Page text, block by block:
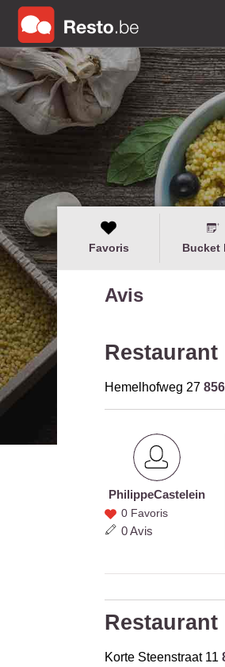
Favoris Bucket
Avis
Restaurant
Hemelhofweg 27
Philippe
Castelein
PhilippeCastelein
0 Favoris
0 Avis
Restaurant
Korte Steenstraat 11